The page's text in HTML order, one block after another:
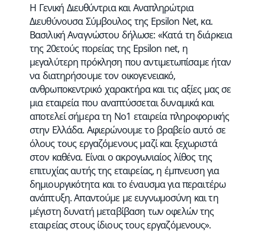
Η Γενική Διευθύντρια και Αναπληρώτρια
Διευθύνουσα Σύμβουλος της Epsilon Net, κα.
Βασιλική Αναγνώστου δήλωσε: «Κατά τη διάρκεια
της 20ετούς πορείας της Epsilon net, η
μεγαλύτερη πρόκληση που αντιμετωπίσαμε ήταν
να διατηρήσουμε τον οικογενειακό,
ανθρωποκεντρικό χαρακτήρα και τις αξίες μας σε
μια εταιρεία που αναπτύσσεται δυναμικά και
αποτελεί σήμερα τη Νο1 εταιρεία πληροφορικής
στην Ελλάδα. Αφιερώνουμε το βραβείο αυτό σε
όλους τους εργαζόμενους μαζί και ξεχωριστά
στον καθένα. Είναι ο ακρογωνιαίος λίθος της
επιτυχίας αυτής της εταιρείας, η έμπνευση για
δημιουργικότητα και το έναυσμα για περαιτέρω
ανάπτυξη. Απαντούμε με ευγνωμοσύνη και τη
μέγιστη δυνατή μεταβίβαση των οφελών της
εταιρείας στους ίδιους τους εργαζόμενους».